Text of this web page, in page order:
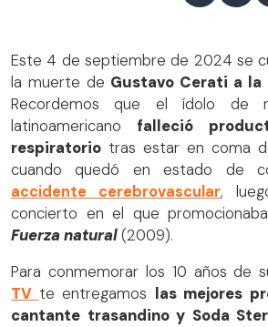
Este 4 de septiembre de 2024 se
la muerte de Gustavo Cerati a la
Recordemos que el ídolo de
latinoamericano falleció
respiratorio tras estar en coma
cuando quedó en estado de
accidente cerebrovascular,
concierto en el que
Fuerza natural(2009).
Para conmemorar los 10 años de
TV te entregamos las mejores
cantante trasandino y Soda